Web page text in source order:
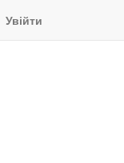
Увійти